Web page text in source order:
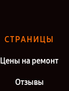
СТРАНИЦЫ
Цены на ремонт
Отзывы